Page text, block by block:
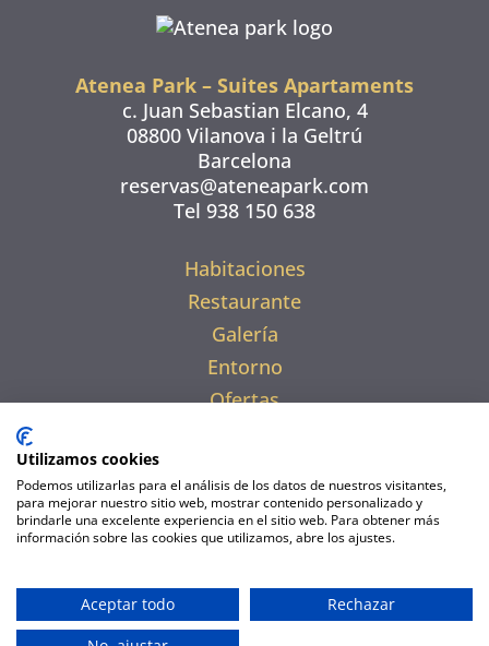
Atenea Park – Suites Apartaments
c. Juan Sebastian Elcano, 4
08800 Vilanova i la Geltrú
Barcelona
reservas@ateneapark.com
Tel 938 150 638
Habitaciones
Restaurante
Galería
Entorno
Ofertas
Politica de Cookies Política de privacidad
Administrar cookies
Utilizamos cookies
Podemos utilizarlas para el análisis de los datos de nuestros visitantes,
para mejorar nuestro sitio web, mostrar contenido personalizado y
brindarle una excelente experiencia en el sitio web. Para obtener más
información sobre las cookies que utilizamos, abre los ajustes.
Aceptar todo
Rechazar